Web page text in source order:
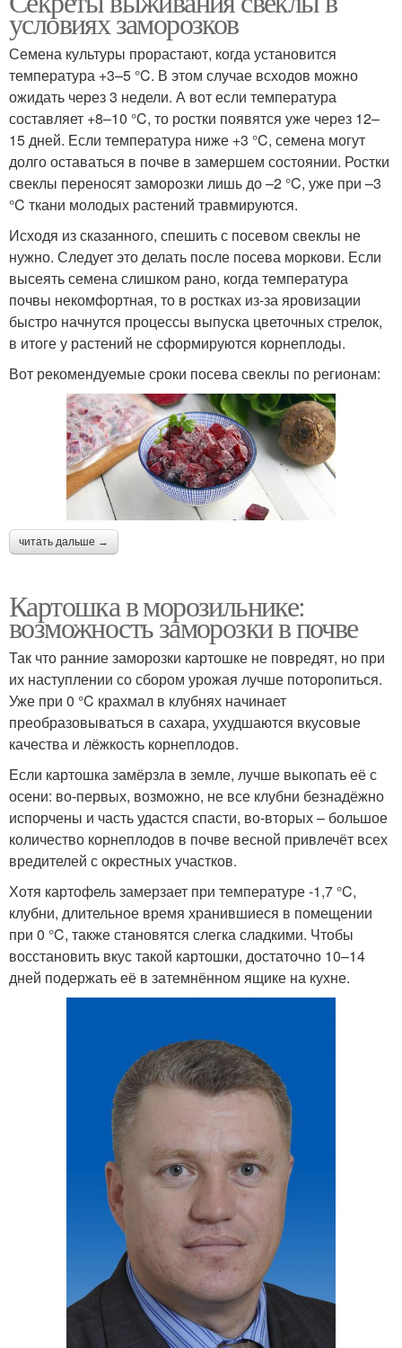
условиях заморозков
Семена культуры прорастают, когда установится
температура +3–5 °C. В этом случае всходов можно
ожидать через 3 недели. А вот если температура
составляет +8–10 °C, то ростки появятся уже через 12–
15 дней. Если температура ниже +3 °C, семена могут
долго оставаться в почве в замершем состоянии. Ростки
свеклы переносят заморозки лишь до –2 °C, уже при –3
°C ткани молодых растений травмируются.
Исходя из сказанного, спешить с посевом свеклы не
нужно. Следует это делать после посева моркови. Если
высеять семена слишком рано, когда температура
почвы некомфортная, то в ростках из-за яровизации
быстро начнутся процессы выпуска цветочных стрелок,
в итоге у растений не сформируются корнеплоды.
Вот рекомендуемые сроки посева свеклы по регионам:
читать дальше →
Картошка в морозильнике:
возможность заморозки в почве
Так что ранние заморозки картошке не повредят, но при
их наступлении со сбором урожая лучше поторопиться.
Уже при 0 °C крахмал в клубнях начинает
преобразовываться в сахара, ухудшаются вкусовые
качества и лёжкость корнеплодов.
Если картошка замёрзла в земле, лучше выкопать её с
осени: во-первых, возможно, не все клубни безнадёжно
испорчены и часть удастся спасти, во-вторых – большое
количество корнеплодов в почве весной привлечёт всех
вредителей с окрестных участков.
Хотя картофель замерзает при температуре -1,7 °C,
клубни, длительное время хранившиеся в помещении
при 0 °C, также становятся слегка сладкими. Чтобы
восстановить вкус такой картошки, достаточно 10–14
дней подержать её в затемнённом ящике на кухне.